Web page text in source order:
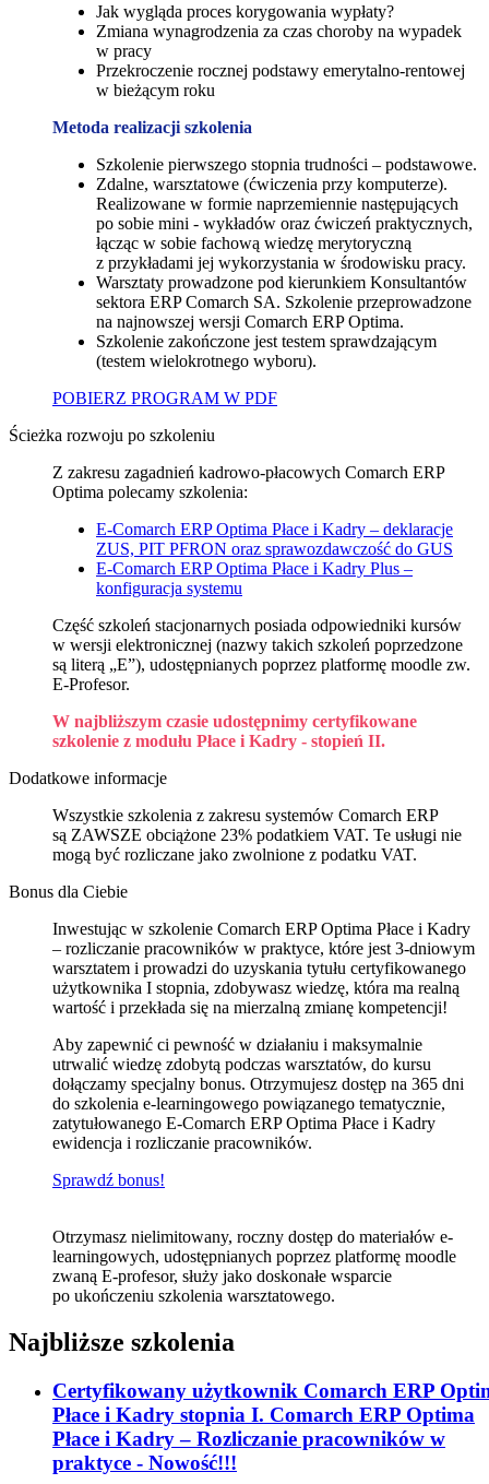
Jak wygląda proces korygowania wypłaty?
Zmiana wynagrodzenia za czas choroby na wypadek
w pracy
Przekroczenie rocznej podstawy emerytalno-rentowej
w bieżącym roku
Metoda realizacji szkolenia
Szkolenie pierwszego stopnia trudności – podstawowe.
Zdalne, warsztatowe (ćwiczenia przy komputerze).
Realizowane w formie naprzemiennie następujących
po sobie mini - wykładów oraz ćwiczeń praktycznych,
łącząc w sobie fachową wiedzę merytoryczną
z przykładami jej wykorzystania w środowisku pracy.
Warsztaty prowadzone pod kierunkiem Konsultantów
sektora ERP Comarch SA. Szkolenie przeprowadzone
na najnowszej wersji Comarch ERP Optima.
Szkolenie zakończone jest testem sprawdzającym
(testem wielokrotnego wyboru).
POBIERZ PROGRAM W PDF
Ścieżka rozwoju po szkoleniu
Z zakresu zagadnień kadrowo-płacowych Comarch ERP
Optima polecamy szkolenia:
E-Comarch ERP Optima Płace i Kadry – deklaracje
ZUS, PIT PFRON oraz sprawozdawczość do GUS
E-Comarch ERP Optima Płace i Kadry Plus –
konfiguracja systemu
Część szkoleń stacjonarnych posiada odpowiedniki kursów
w wersji elektronicznej (nazwy takich szkoleń poprzedzone
są literą „E”), udostępnianych poprzez platformę moodle zw.
E-Profesor.
W najbliższym czasie udostępnimy certyfikowane
szkolenie z modułu Płace i Kadry - stopień II.
Dodatkowe informacje
Wszystkie szkolenia z zakresu systemów Comarch ERP
są ZAWSZE obciążone 23% podatkiem VAT. Te usługi nie
mogą być rozliczane jako zwolnione z podatku VAT.
Bonus dla Ciebie
Inwestując w szkolenie Comarch ERP Optima Płace i Kadry
– rozliczanie pracowników w praktyce, które jest 3-dniowym
warsztatem i prowadzi do uzyskania tytułu certyfikowanego
użytkownika I stopnia, zdobywasz wiedzę, która ma realną
wartość i przekłada się na mierzalną zmianę kompetencji!
Aby zapewnić ci pewność w działaniu i maksymalnie
utrwalić wiedzę zdobytą podczas warsztatów, do kursu
dołączamy specjalny bonus. Otrzymujesz dostęp na 365 dni
do szkolenia e-learningowego powiązanego tematycznie,
zatytułowanego E-Comarch ERP Optima Płace i Kadry
ewidencja i rozliczanie pracowników.
Sprawdź bonus!
Otrzymasz nielimitowany, roczny dostęp do materiałów e-
learningowych, udostępnianych poprzez platformę moodle
zwaną E-profesor, służy jako doskonałe wsparcie
po ukończeniu szkolenia warsztatowego.
Najbliższe szkolenia
Certyfikowany użytkownik Comarch ERP
Płace i Kadry stopnia I. Comarch ERP Optima
Płace i Kadry – Rozliczanie pracowników w
praktyce - Nowość!!!